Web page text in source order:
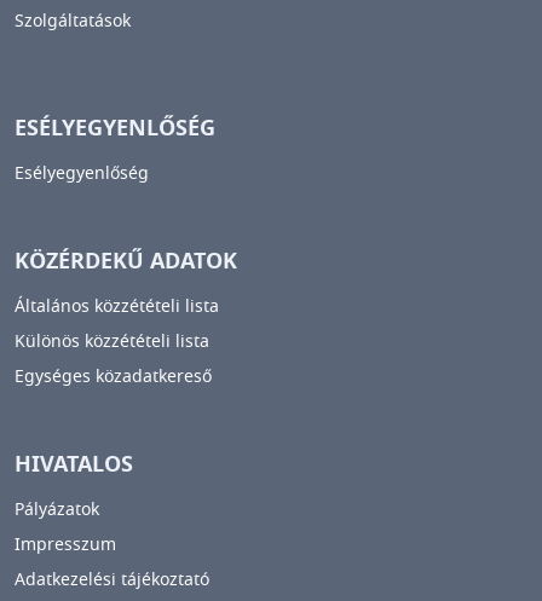
Szolgáltatások
ESÉLYEGYENLŐSÉG
Esélyegyenlőség
KÖZÉRDEKŰ ADATOK
Általános közzétételi lista
Különös közzétételi lista
Egységes közadatkereső
HIVATALOS
Pályázatok
Impresszum
Adatkezelési tájékoztató